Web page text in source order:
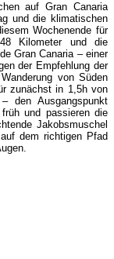
auf Gran Canaria
und die klimatischen
Wochenende für
Kilometer und die
Gran Canaria – einer
der Empfehlung der
von Süden
zunächst in 1,5h von
den Ausgangspunkt
und passieren die
Jakobsmuschel
dem richtigen Pfad